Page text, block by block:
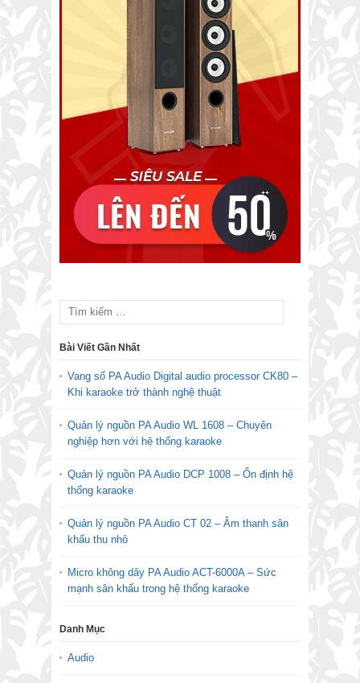
Bài Viết Gần Nhất
Vang số PA Audio Digital audio processor CK80 –
Khi karaoke trở thành nghệ thuật
Quản lý nguồn PA Audio WL 1608 – Chuyên
nghiệp hơn với hệ thống karaoke
Quản lý nguồn PA Audio DCP 1008 – Ổn định hệ
thống karaoke
Quản lý nguồn PA Audio CT 02 – Âm thanh sân
khấu thu nhỏ
Micro không dây PA Audio ACT-6000A – Sức
mạnh sân khấu trong hệ thống karaoke
Danh Mục
Audio